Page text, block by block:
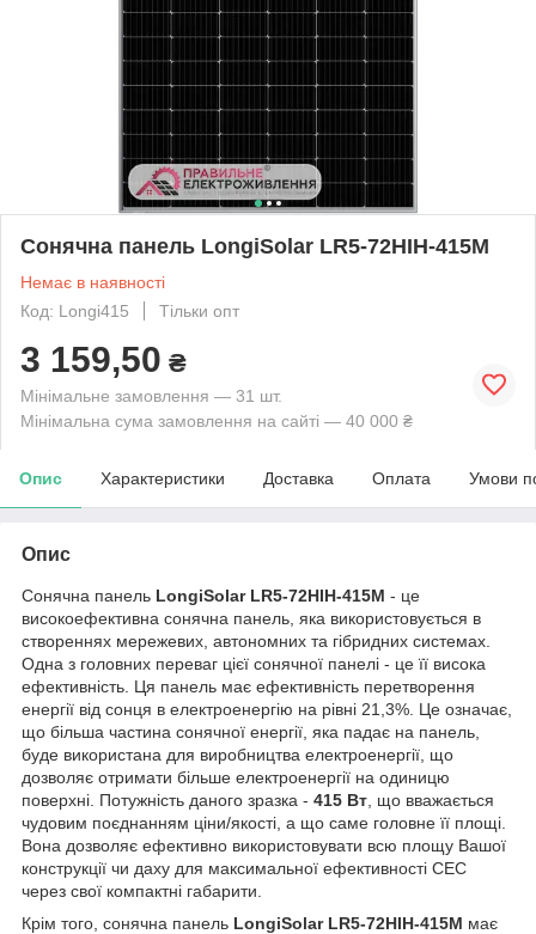
Сонячна панель LongiSolar LR5-72HIH-415M
Немає в наявності
Код: Longi415
Тільки опт
3 159,50 ₴
Мінімальне замовлення — 31 шт.
Мінімальна сума замовлення на сайті — 40 000 ₴
Опис Характеристики Доставка Оплата Умови
Опис
Сонячна панель LongiSolar LR5-72HIH-415M - це
високоефективна сонячна панель, яка використовується в
створеннях мережевих, автономних та гібридних системах.
Одна з головних переваг цієї сонячної панелі - це її висока
ефективність. Ця панель має ефективність перетворення
енергії від сонця в електроенергію на рівні 21,3%. Це означає,
що більша частина сонячної енергії, яка падає на панель,
буде використана для виробництва електроенергії, що
дозволяє отримати більше електроенергії на одиницю
поверхні. Потужність даного зразка - 415 Вт , що вважається
чудовим поєднанням ціни/якості, а що саме головне її площі.
Вона дозволяє ефективно використовувати всю площу Вашої
конструкції чи даху для максимальної ефективності СЕС
через свої компактні габарити.
Крім того, сонячна панель LongiSolar LR5-72HIH-415M має